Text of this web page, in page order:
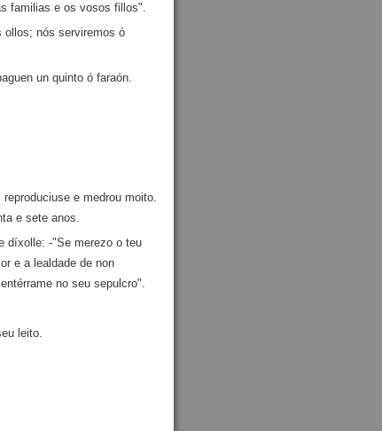
familias e os vosos fillos".
ollos; nós serviremos ó
un quinto ó faraón.
e medrou moito.
e sete anos.
díxolle: ‑"Se merezo o teu
e a lealdade de non
no seu sepulcro".
leito.